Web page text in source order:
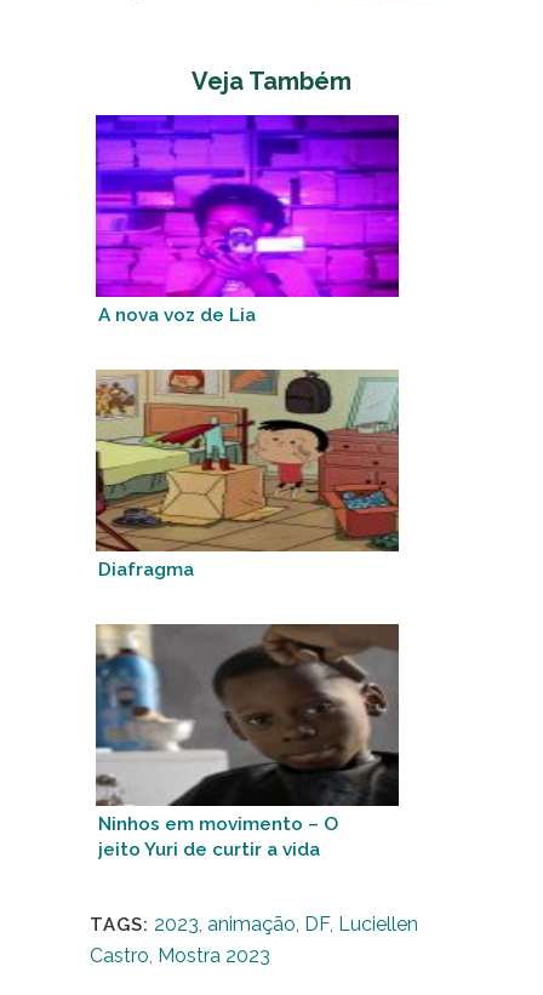
Veja Também
A nova voz de Lia
Diafragma
Ninhos em movimento – O
jeito Yuri de curtir a vida
TAGS: 2023, animação, DF, Luciellen
Castro, Mostra 2023